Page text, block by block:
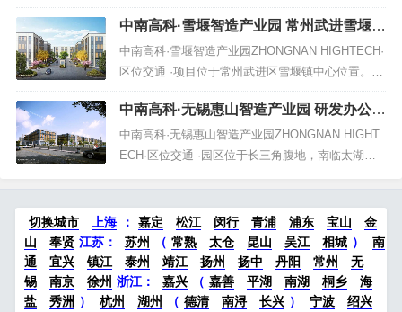
海，浙江第二大城市，长三角城市群五大区域中心
之一，长三角南翼经济中心。项目位于汇源路以
东，距离主干道G329国道仅500米，距离甬舟高速
沙河出口仅5公里，距离规划地铁三号线澥浦站仅1
公里。· 项...
中南高科·雪堰智造产业园 常州武进雪堰研
发办公厂房出售
中南高科·雪堰智造产业园ZHONGNAN HIGHTECH·
区位交通 ·项目位于常州武进区雪堰镇中心位置。武
进区是常州市经济工业发展的核心区域，在全国工
业百强县区排名中位列第三。雪堰镇东接无锡、南
濒太湖、西邻宜兴、北倚武进国家高新区，占太湖
西北一角，拥有常州市唯一的7.6公里太湖岸线。周
中南高科·无锡惠山智造产业园 研发办公厂
房出售
中南高科·无锡惠山智造产业园ZHONGNAN HIGHT
ECH·区位交通 ·园区位于长三角腹地，南临太湖，
杭甬等城际铁路，进入长三角1小时都市圈，至北京
3.5个小时，至上海28分钟。· 项目概况 ·园区总体规
划2...
切换城市 上海 ： 嘉定 松江 闵行 青浦 浦东 宝山
金
山
奉贤 江苏： 苏州 （ 常熟 太仓 昆山 吴江 相城 ）
南
通
宜兴 镇江 泰州 靖江 扬州 扬中 丹阳 常州
无
锡
南京 徐州 浙江： 嘉兴 （ 嘉善 平湖 南湖 桐乡
海
盐
秀洲 ） 杭州 湖州 （ 德清 南浔 长兴 ） 宁波
绍兴